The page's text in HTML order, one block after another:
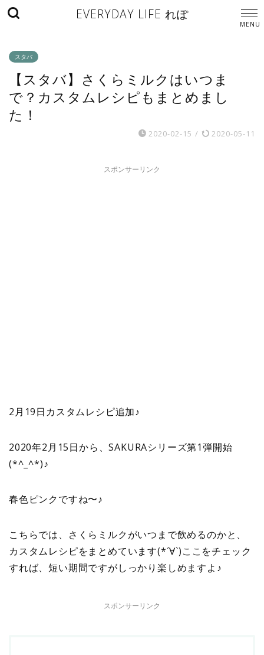
EVERYDAY LIFE れぽ
スタバ
【スタバ】さくらミルクはいつま
で？カスタムレシピもまとめまし
た！
2020-02-15 / 2020-05-11
スポンサーリンク
2月19日カスタムレシピ追加♪
2020年2月15日から、SAKURAシリーズ第1弾開始
(*^_^*)♪
春色ピンクですね〜♪
こちらでは、さくらミルクがいつまで飲めるのかと、
カスタムレシピをまとめています(*´∀`)ここをチェック
すれば、短い期間ですがしっかり楽しめますよ♪
スポンサーリンク